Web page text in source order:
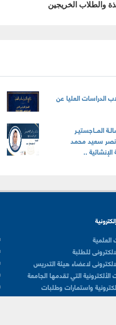
والطلاب الخريجين
الدراسات العليا عن
المــاجستيـر
سعيد محمد
..
العلمية
للطلبة
لاعضاء هيئة التدريس
الألكترونية التي تقدمها الجامعة
واستمارات وطلبات
ميكروسوفت